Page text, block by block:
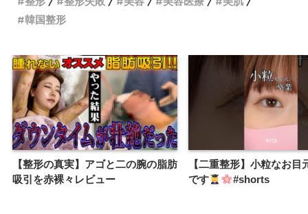
韓国整形
【整形の真実】アゴと二の腕の脂肪
吸引を赤裸々レビュー
【二重整形】小粒なお目
です
#shorts